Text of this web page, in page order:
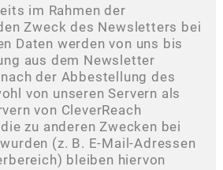
im Rahmen der
Zweck des Newsletters bei
Daten werden von uns bis
aus dem Newsletter
der Abbestellung des
von unseren Servern als
von CleverReach
zu anderen Zwecken bei
(z. B. E-Mail-Adressen
bleiben hiervon